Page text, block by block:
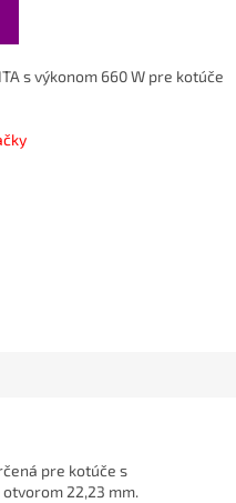
s výkonom 660 W pre kotúče
pre kotúče s
22,23 mm.